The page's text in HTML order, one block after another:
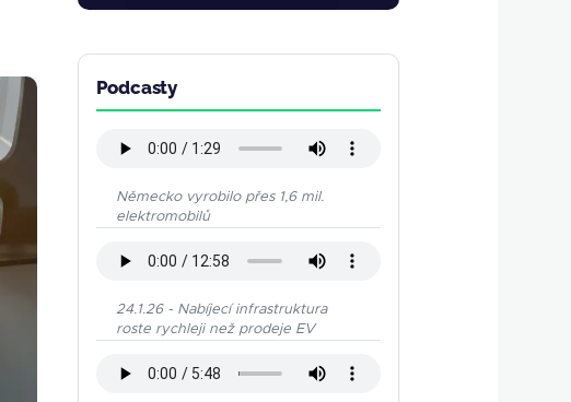
Podcasty
Německo vyrobilo přes 1,6 mil.
elektromobilů
24.1.26 - Nabíjecí infrastruktura
roste rychleji než prodeje EV